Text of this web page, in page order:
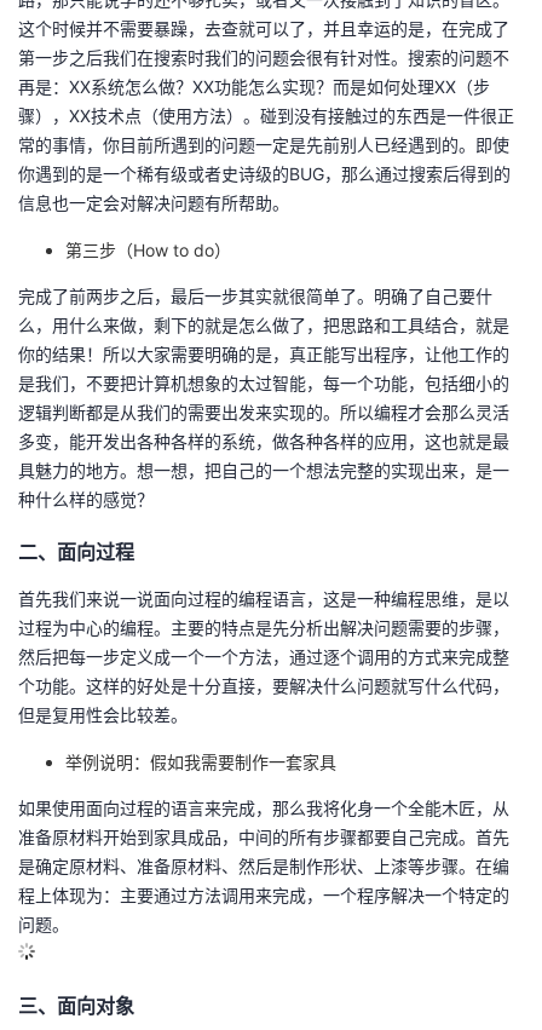
这个时候并不需要暴躁，去查就可以了，并且幸运的是，在完成了
第一步之后我们在搜索时我们的问题会很有针对性。搜索的问题不
再是：XX系统怎么做？XX功能怎么实现？而是如何处理XX（步
骤），XX技术点（使用方法）。碰到没有接触过的东西是一件很正
常的事情，你目前所遇到的问题一定是先前别人已经遇到的。即使
你遇到的是一个稀有级或者史诗级的BUG，那么通过搜索后得到的
信息也一定会对解决问题有所帮助。
第三步（How to do）
完成了前两步之后，最后一步其实就很简单了。明确了自己要什
么，用什么来做，剩下的就是怎么做了，把思路和工具结合，就是
你的结果！所以大家需要明确的是，真正能写出程序，让他工作的
是我们，不要把计算机想象的太过智能，每一个功能，包括细小的
逻辑判断都是从我们的需要出发来实现的。所以编程才会那么灵活
多变，能开发出各种各样的系统，做各种各样的应用，这也就是最
具魅力的地方。想一想，把自己的一个想法完整的实现出来，是一
种什么样的感觉？
二、面向过程
首先我们来说一说面向过程的编程语言，这是一种编程思维，是以
过程为中心的编程。主要的特点是先分析出解决问题需要的步骤，
然后把每一步定义成一个一个方法，通过逐个调用的方式来完成整
个功能。这样的好处是十分直接，要解决什么问题就写什么代码，
但是复用性会比较差。
举例说明：假如我需要制作一套家具
如果使用面向过程的语言来完成，那么我将化身一个全能木匠，从
准备原材料开始到家具成品，中间的所有步骤都要自己完成。首先
是确定原材料、准备原材料、然后是制作形状、上漆等步骤。在编
程上体现为：主要通过方法调用来完成，一个程序解决一个特定的
问题。
三、面向对象